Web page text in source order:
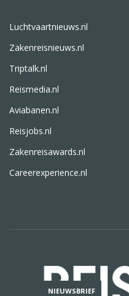
Luchtvaartnieuws.nl
Zakenreisnieuws.nl
Triptalk.nl
Reismedia.nl
Aviabanen.nl
Reisjobs.nl
Zakenreisawards.nl
Careerexperience.nl
NIEUWSBRIEF